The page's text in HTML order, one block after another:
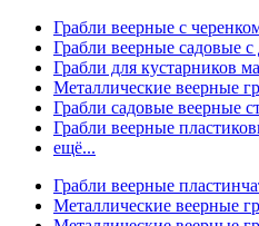
Грабли веерные с
Грабли веерные садовые
Грабли для кустарников
Металлические веерные
Грабли садовые веерные
Грабли веерные
ещё...
Грабли веерные
Металлические веерные